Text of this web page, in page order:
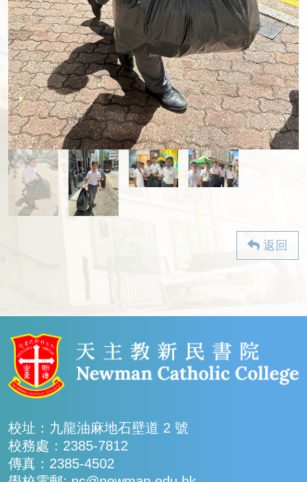
返回
校址：九龍油麻地石壁道 2 號
校務處：2385-7812
傳真：2385-4502